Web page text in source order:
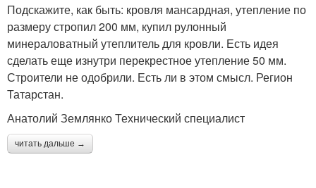
Подскажите, как быть: кровля мансардная, утепление по
размеру стропил 200 мм, купил рулонный
минераловатный утеплитель для кровли. Есть идея
сделать еще изнутри перекрестное утепление 50 мм.
Строители не одобрили. Есть ли в этом смысл. Регион
Татарстан.
Анатолий Землянко Технический специалист
читать дальше →